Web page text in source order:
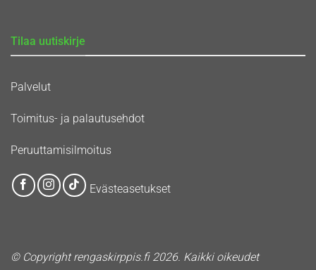
Tilaa uutiskirje
Palvelut
Toimitus- ja palautusehdot
Peruuttamisilmoitus
Evästeasetukset
© Copyright rengaskirppis.fi 2026. Kaikki oikeudet